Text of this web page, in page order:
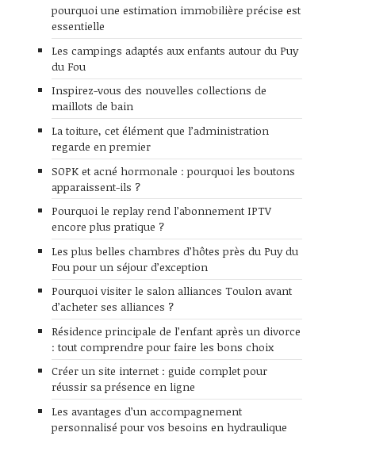
pourquoi une estimation immobilière précise est
essentielle
Les campings adaptés aux enfants autour du Puy
du Fou
Inspirez-vous des nouvelles collections de
maillots de bain
La toiture, cet élément que l’administration
regarde en premier
SOPK et acné hormonale : pourquoi les boutons
apparaissent-ils ?
Pourquoi le replay rend l’abonnement IPTV
encore plus pratique ?
Les plus belles chambres d’hôtes près du Puy du
Fou pour un séjour d’exception
Pourquoi visiter le salon alliances Toulon avant
d’acheter ses alliances ?
Résidence principale de l’enfant après un divorce
: tout comprendre pour faire les bons choix
Créer un site internet : guide complet pour
réussir sa présence en ligne
Les avantages d’un accompagnement
personnalisé pour vos besoins en hydraulique